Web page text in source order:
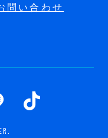
問い合わせ